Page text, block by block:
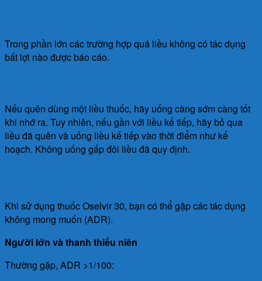
Trong phần lớn các trường hợp quá liều không có tác dụng
bất lợi nào được báo cáo.
Nếu quên dùng một liều thuốc, hãy uống càng sớm càng tốt
khi nhớ ra. Tuy nhiên, nếu gần với liều kế tiếp, hãy bỏ qua
liều đã quên và uống liều kế tiếp vào thời điểm như kế
hoạch. Không uống gấp đôi liều đã quy định.
Khi sử dụng thuốc Oselvir 30, bạn có thể gặp các tác dụng
không mong muốn (ADR).
Người lớn và thanh thiếu niên
Thường gặp, ADR >1/100: